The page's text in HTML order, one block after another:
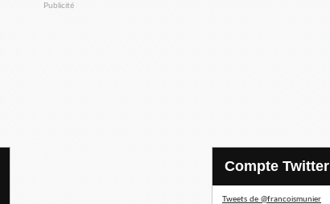
Publicité
Compte Twitter
Tweets de @francoismunier